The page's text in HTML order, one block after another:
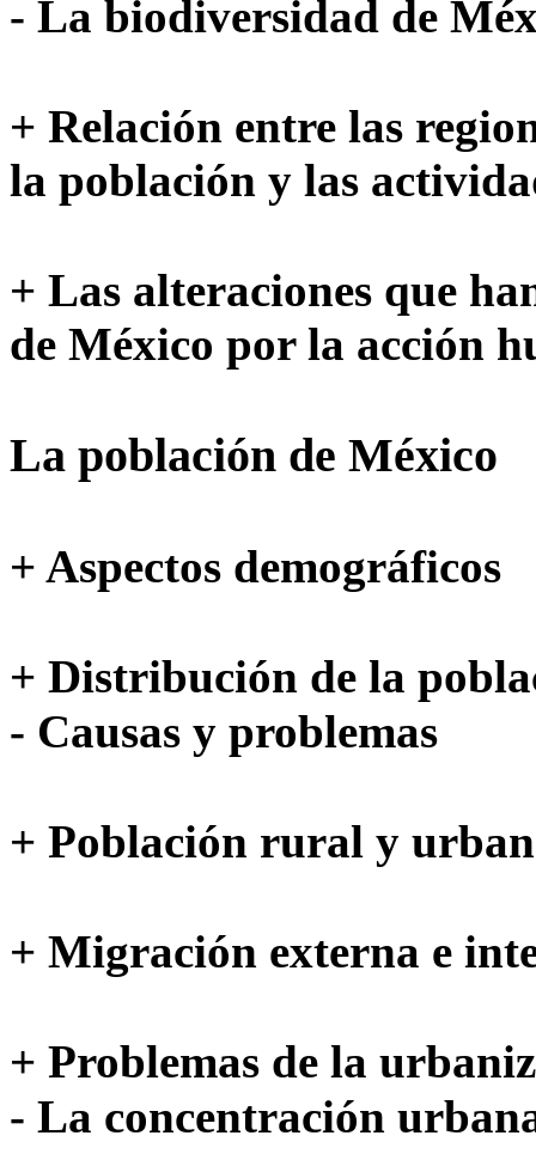
- La biodiversidad de
+ Relación entre las
la población y las
+ Las alteraciones que
de México por la acción
La población de México
+ Aspectos demográficos
+ Distribución de la
- Causas y problemas
+ Población rural y
+ Migración externa e
+ Problemas de la
- La concentración